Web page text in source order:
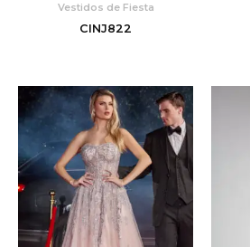
Vestidos de Fiesta
CINJ822